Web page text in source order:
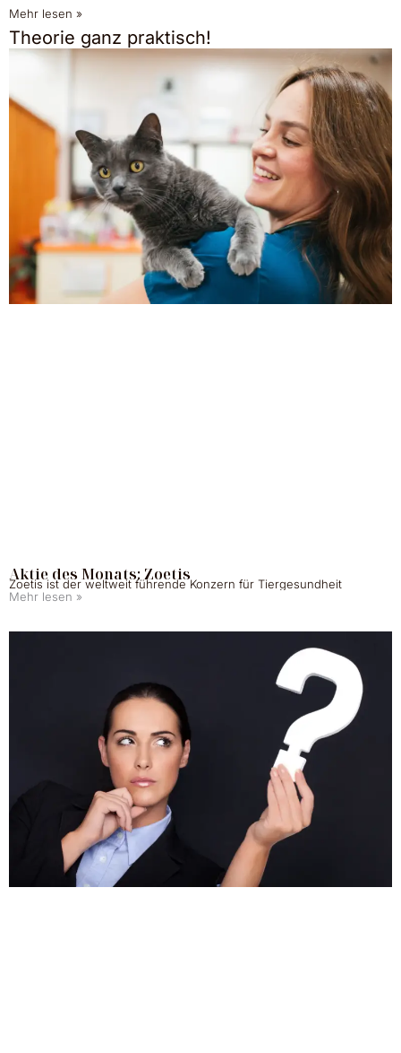
Mehr lesen »
Theorie ganz praktisch!
Aktie des Monats: Zoetis
Zoetis ist der weltweit führende Konzern für Tiergesundheit
Mehr lesen »